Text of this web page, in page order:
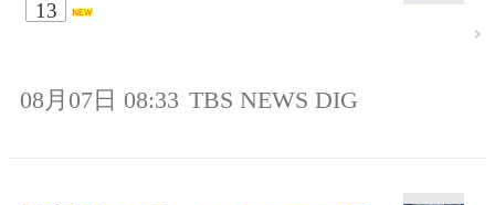
13
08月07日 08:33 TBS NEWS DIG